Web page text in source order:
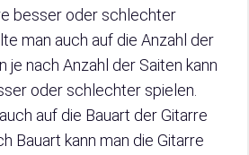
besser oder schlechter
man auch auf die Anzahl der
je nach Anzahl der Saiten kann
oder schlechter spielen.
auf die Bauart der Gitarre
Bauart kann man die Gitarre